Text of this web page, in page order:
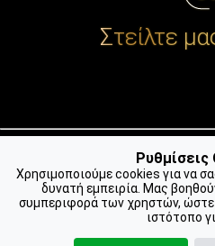
Χρησιμοποιούμε cookies για να
δυνατή εμπειρία. Μας
συμπεριφορά των χρηστών,
ιστότοπο
Στείλτε
📍 Βρείτε μας